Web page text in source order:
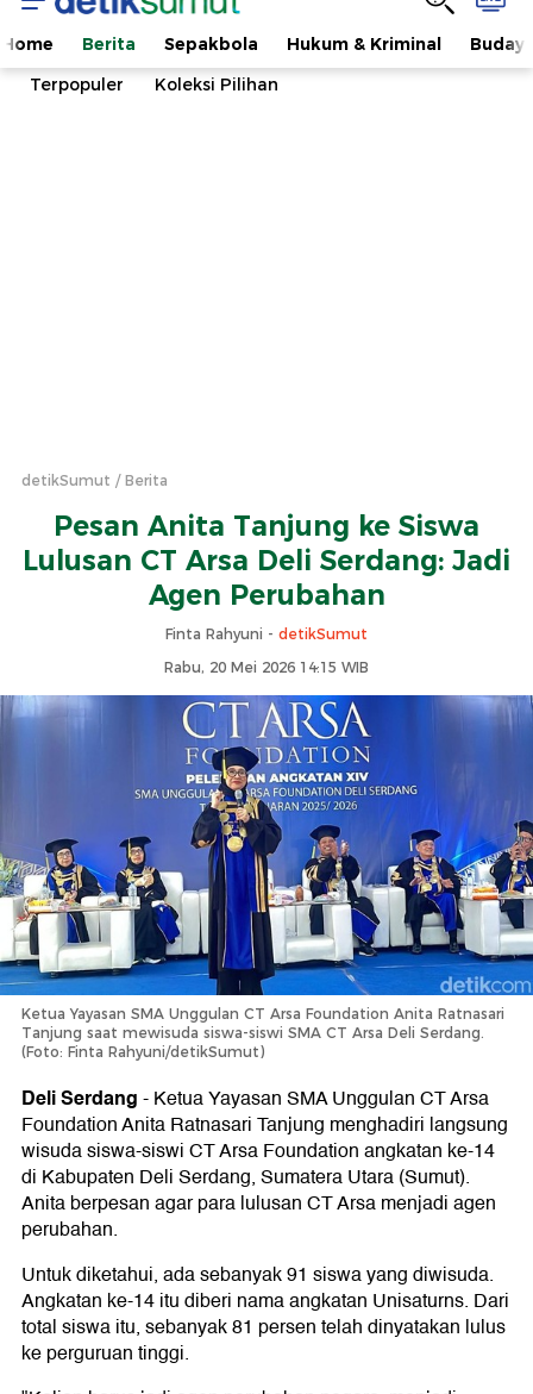
Home Berita Sepakbola Hukum & Kriminal
Terpopuler
Koleksi Pilihan
detikSumut Berita
Pesan Anita Tanjung ke Siswa
Lulusan CT Arsa Deli Serdang: Jadi
Agen Perubahan
Finta Rahyuni - detikSumut
Rabu, 20 Mei 2026 14:15 WIB
Ketua Yayasan SMA Unggulan CT Arsa Foundation Anita Ratnasari
Tanjung saat mewisuda siswa-siswi SMA CT Arsa Deli Serdang.
(Foto: Finta Rahyuni/detikSumut)
Deli Serdang-Ketua Yayasan SMA Unggulan CT Arsa
Foundation Anita Ratnasari Tanjung menghadiri langsung
wisuda siswa-siswi CT Arsa Foundation angkatan ke-14
di Kabupaten Deli Serdang, Sumatera Utara (Sumut).
Anita berpesan agar para lulusan CT Arsa menjadi agen
perubahan.
Untuk diketahui, ada sebanyak 91 siswa yang diwisuda.
Angkatan ke-14 itu diberi nama angkatan Unisaturns. Dari
total siswa itu, sebanyak 81 persen telah dinyatakan lulus
ke perguruan tinggi.